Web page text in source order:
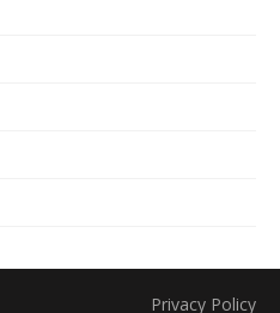
Privacy Policy